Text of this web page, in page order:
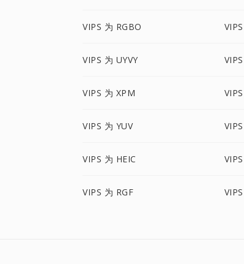
VIPS 为 RGBO
VIPS 为 UYVY
VIPS 为 XPM
VIPS 为 YUV
VIPS 为 HEIC
VIPS 为 RGF